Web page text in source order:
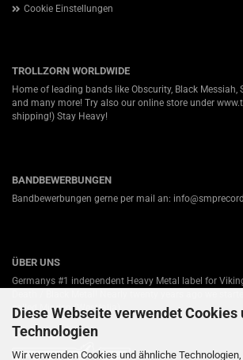
Diese Webseite verwendet Cookies
Technologien
Wir verwenden Cookies und ähnliche
Cookie Einstellungen
TROLLZORN WORLDWIDE
Home of leading bands like Obscurity, Black Messiah,
and many more! Try also our online store under
shipping!) Stay Heavy!
BANDBEWERBUNGEN
Bandbewerbungen gerne per mail an:
ÜBER UNS
Germanys #1 independent Heavy Metal label for
called Minden (Westfalia).
Unsere Partner: